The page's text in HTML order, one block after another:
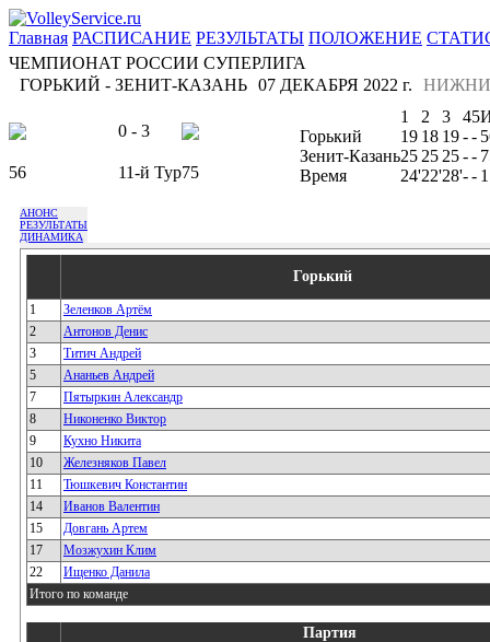
Главная РАСПИСАНИЕ РЕЗУЛЬТАТЫ ПОЛОЖЕНИЕ
ЧЕМПИОНАТ РОССИИ СУПЕРЛИГА
ГОРЬКИЙ - ЗЕНИТ-КАЗАНЬ 07 ДЕКАБРЯ 2022 г.
0 - 3
56 11-й Тур75
1 2 3 45
Горький
19 18 19--
Зенит-Казань25 25 25--
Время
24'22'28'--
АНОНС
РЕЗУЛЬТАТЫ
ДИНАМИКА
Горький
1
Зеленков Артём
2
Антонов Денис
3
Титич Андрей
5
Ананьев Андрей
7
Пятыркин Александр
8
Никоненко Виктор
9
Кухно Никита
10
Железняков Павел
11
Тюшкевич Константин
14
Иванов Валентин
15
Довгань Артем
17
Мозжухин Клим
22
Ищенко Данила
Итого по команде
Партия